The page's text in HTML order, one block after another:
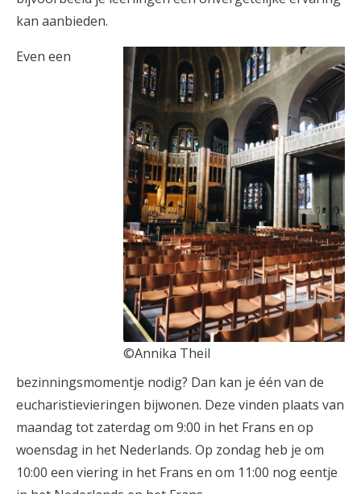
kan aanbieden.
©Annika Theil
Even een
bezinningsmomentje nodig? Dan kan je één van de
eucharistievieringen bijwonen. Deze vinden plaats van
maandag tot zaterdag om 9:00 in het Frans en op
woensdag in het Nederlands. Op zondag heb je om
10:00 een viering in het Frans en om 11:00 nog eentje